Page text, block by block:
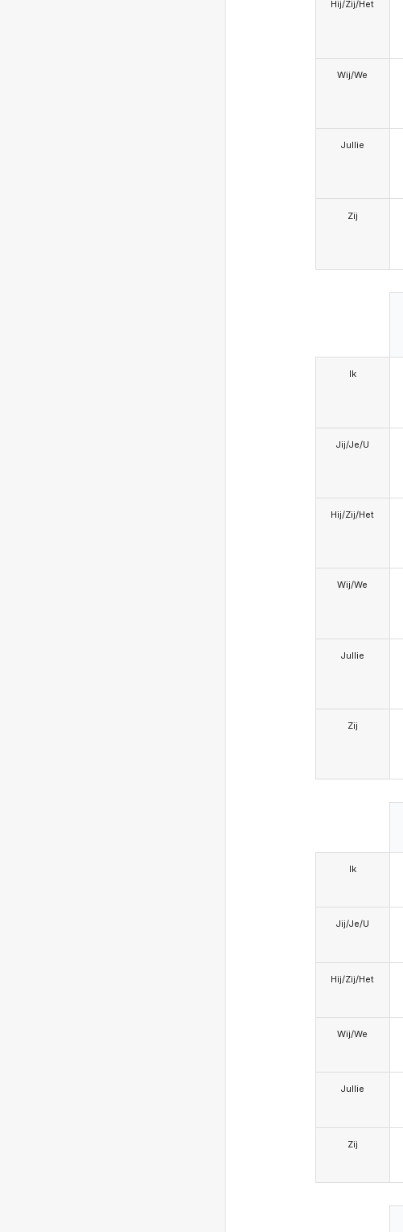
Hij/Zij/Het
Wij/We
Jullie
Zij
Ik
Jij/Je/U
Hij/Zij/Het
Wij/We
Jullie
Zij
Ik
Jij/Je/U
Hij/Zij/Het
Wij/We
Jullie
Zij